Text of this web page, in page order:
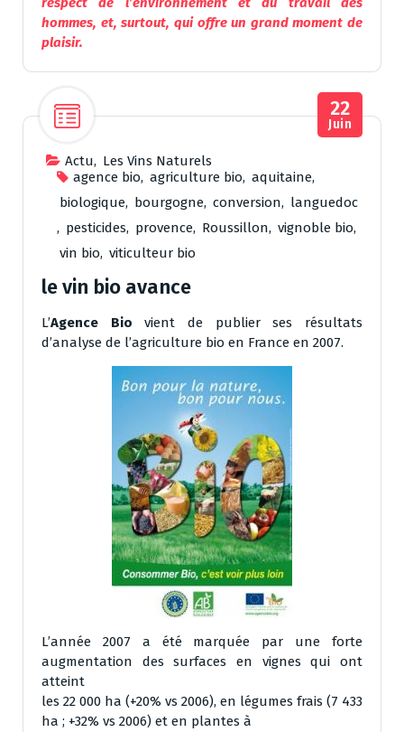
hommes, et, surtout, qui offre un grand moment de
plaisir.
Actu, Les Vins Naturels
agence bio, agriculture bio, aquitaine,
biologique, bourgogne, conversion, languedoc
, pesticides, provence, Roussillon, vignoble bio,
vin bio, viticulteur bio
22
Juin
le vin bio avance
L’Agence Bio vient de publier ses résultats
d’analyse de l’agriculture bio en France en 2007.
L’année 2007 a été marquée par une forte
augmentation des surfaces en vignes qui ont
atteint
les 22 000 ha (+20% vs 2006), en légumes frais (7 433
ha ; +32% vs 2006) et en plantes à